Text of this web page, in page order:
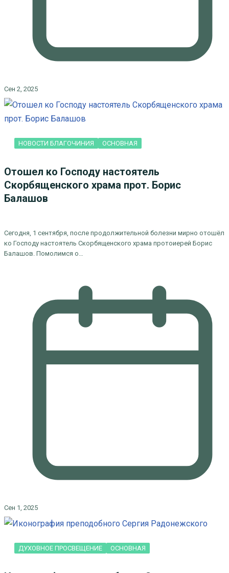
Сен 2, 2025
НОВОСТИ БЛАГОЧИНИЯ ОСНОВНАЯ
Отошел ко Господу настоятель
Скорбященского храма прот. Борис
Балашов
Сегодня, 1 сентября, после продолжительной болезни мирно отошёл
ко Господу настоятель Скорбященского храма протоиерей Борис
Балашов. Помолимся о…
Сен 1, 2025
ДУХОВНОЕ ПРОСВЕЩЕНИЕ ОСНОВНАЯ